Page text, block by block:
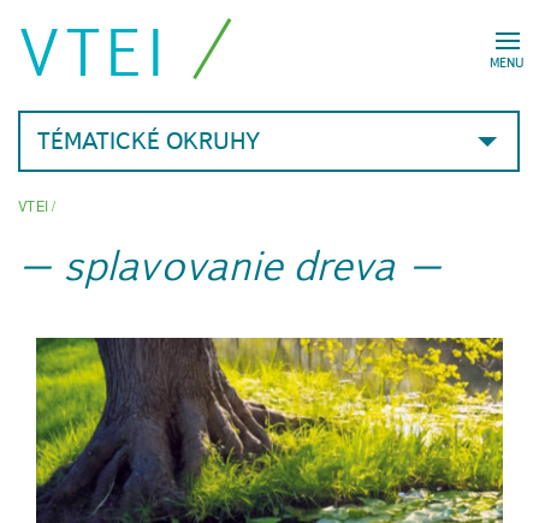
MENU
VTEI
TÉMATICKÉ OKRUHY
VTEI/
splavovanie dreva